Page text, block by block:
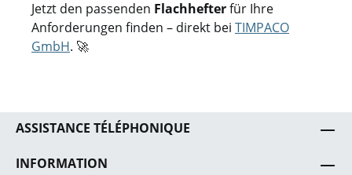
Jetzt den passenden Flachhefterfür Ihre
Anforderungen finden – direkt bei TIMPACO
GmbH. 🚀
ASSISTANCE TÉLÉPHONIQUE
INFORMATION